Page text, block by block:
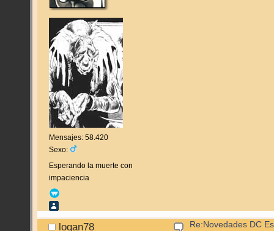
Mensajes: 58.420
Sexo:
Esperando la muerte con
impaciencia
logan78
Re:Novedades DC